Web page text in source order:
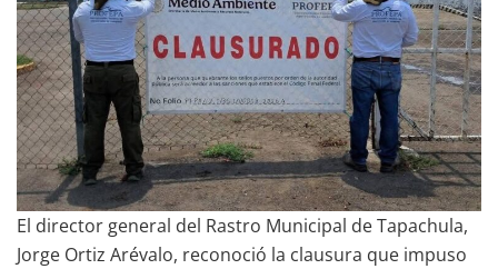
El director general del Rastro Municipal de Tapachula,
Jorge Ortiz Arévalo, reconoció la clausura que impuso